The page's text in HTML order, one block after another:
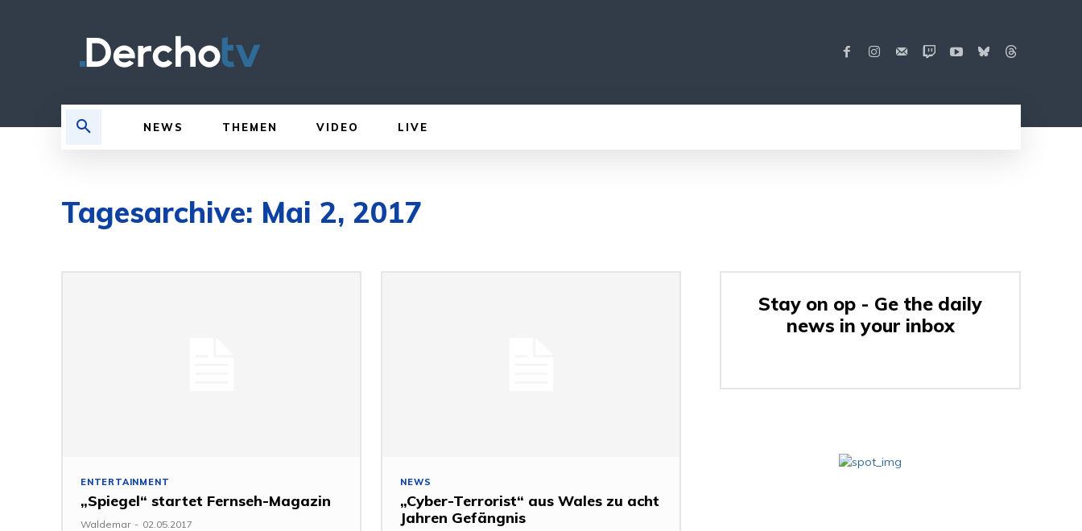
NEWS THEMEN VIDEO LIVE
Tagesarchive: Mai 2, 2017
ENTERTAINMENT
„Spiegel“ startet Fernseh-Magazin
Waldemar - 02.05.2017
NEWS
„Cyber-Terrorist“ aus Wales zu acht
Jahren Gefängnis
Stay on op - Ge the daily
news in your inbox